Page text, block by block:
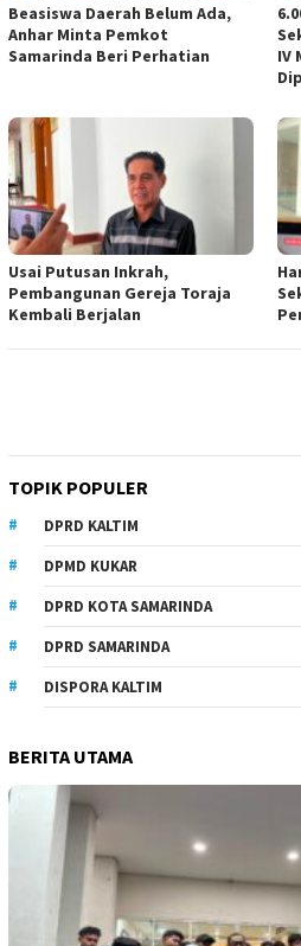
Beasiswa Daerah Belum Ada,
Anhar Minta Pemkot
Samarinda Beri Perhatian
IV
Usai Putusan Inkrah,
Pembangunan Gereja Toraja
Kembali Berjalan
TOPIK POPULER
DPRD KALTIM
DPMD KUKAR
DPRD KOTA SAMARINDA
DPRD SAMARINDA
DISPORA KALTIM
BERITA UTAMA